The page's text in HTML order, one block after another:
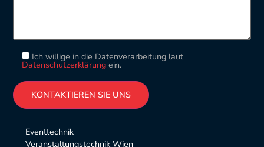
Ich willige in die Datenverarbeitung laut
Datenschutzerklärungein.
Please leave this field empty.
Eventtechnik
Veranstaltungstechnik Wien